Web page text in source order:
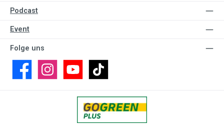
Podcast
Event
Folge uns
FacebookInstagramYouTubeTikTok